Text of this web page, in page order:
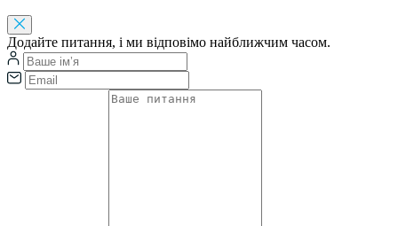
Додайте питання, і ми відповімо найближчим часом.